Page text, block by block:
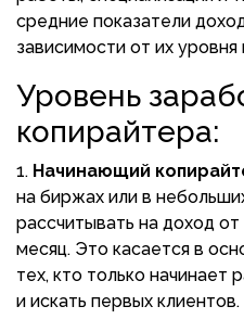
средние показатели
зависимости от их
Уровень
копирайтера:
Начинающий
на биржах или в
рассчитывать на доход
месяц. Это касается в
тех, кто только начинает
и искать первых клиентов.